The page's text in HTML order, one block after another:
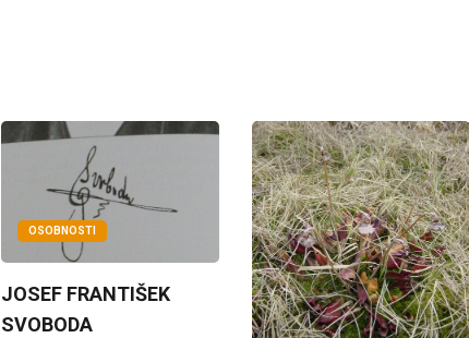
OSOBNOSTI
JOSEF FRANTIŠEK
SVOBODA